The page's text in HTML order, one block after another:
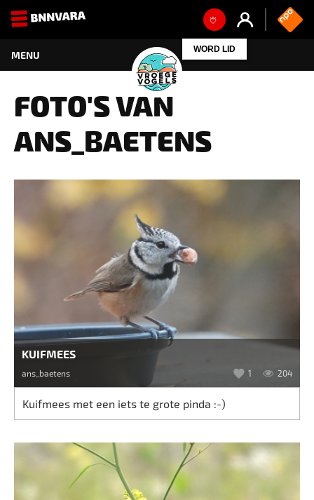
WORD LID
FOTO'S VAN
ANS_BAETENS
KUIFMEES
ans_baetens 1 204
Kuifmees met een iets te grote pinda :-)